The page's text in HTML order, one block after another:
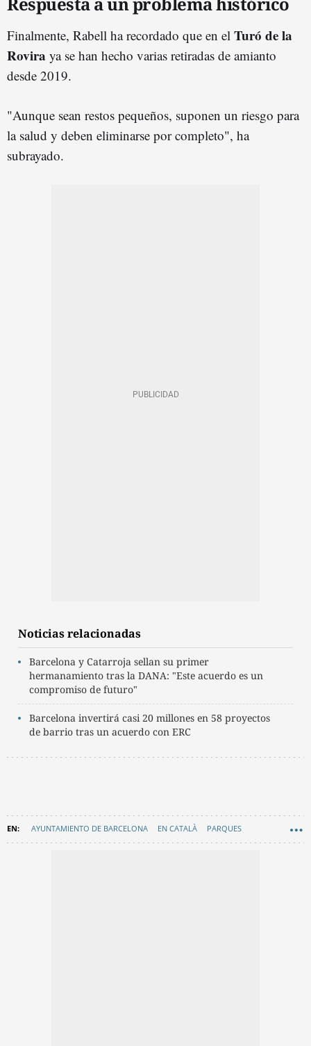
Finalmente, Rabell ha recordado que en el Turó de la
Rovira ya se han hecho varias retiradas de amianto
desde 2019.
"Aunque sean restos pequeños, suponen un riesgo para
la salud y deben eliminarse por completo", ha
subrayado.
Noticias relacionadas
Barcelona y Catarroja sellan su primer
hermanamiento tras la DANA: "Este acuerdo es un
compromiso de futuro"
Barcelona invertirá casi 20 millones en 58 proyectos
de barrio tras un acuerdo con ERC
AYUNTAMIENTO DE BARCELONA EN CATALÀ PARQUES